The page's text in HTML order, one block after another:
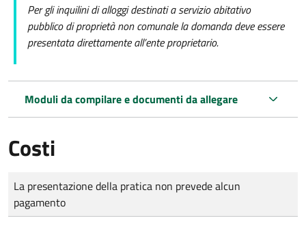
Per gli inquilini di alloggi destinati a servizio abitativo
pubblico di proprietà non comunale la domanda deve essere
presentata direttamente all’ente proprietario.
Moduli da compilare e documenti da allegare
Costi
Tipo di pagamento
Importo
La presentazione della pratica non prevede alcun
pagamento